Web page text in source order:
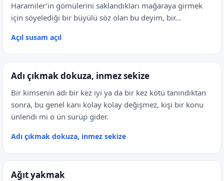
Haramiler’in gömülerini saklandıkları mağaraya girmek
için söyelediği bir büyülü söz olan bu deyim, bir...
Açıl susam açıl
Adı çıkmak dokuza, inmez sekize
Bir kimsenin adı bir kez iyi ya da bir kez kötü tanındıktan
sonra, bu genel kanı kolay kolay değişmez, kişi bir konu
ünlendi mi o ün sürüp gider.
Adı çıkmak dokuza, inmez sekize
Ağıt yakmak